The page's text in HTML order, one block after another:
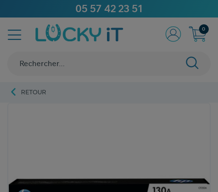
05 57 42 23 51
0
RETOUR